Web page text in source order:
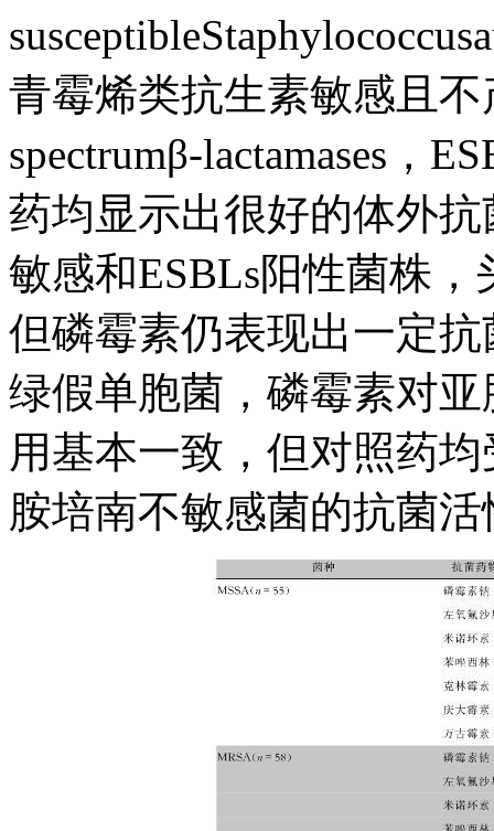
青霉烯类抗生素敏感且不
spectrumβ-lactamases，
药均显示出很好的体外
敏感和ESBLs阳性菌株
但磷霉素仍表现出一定
绿假单胞菌，磷霉素对
用基本一致，但对照药
胺培南不敏感菌的抗菌